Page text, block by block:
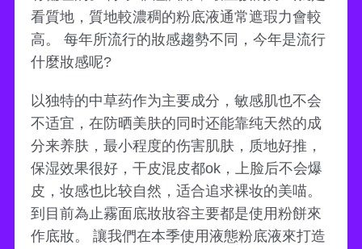
看質地，質地較濃稠的粉底液通常遮瑕力會較
高。 每年所流行的妝感趨勢不同，今年是流行
什麼妝感呢?
以独特的中草药作为主要成分，敏感肌也不会
不适宜，在防晒美肤的同时还能靠纯天然的成
分来养肤，最小程度的伤害肌肤，质地好推，
保湿效果很好，干皮混皮都ok，上脸后不会爆
皮，妆感也比较自然，适合追求裸妆的美喵。
到目前為止霧面底妝妝容主要都是使用粉餅來
作底妝。 讓我們在本季使用液態粉底液來打造